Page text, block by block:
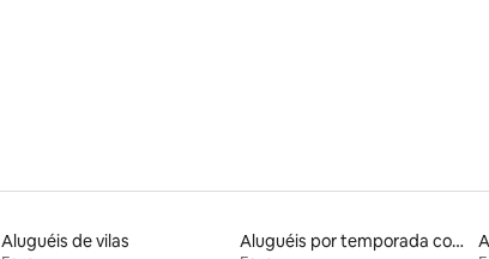
Aluguéis de vilas
Aluguéis por temporada com banheira de hidromassagem